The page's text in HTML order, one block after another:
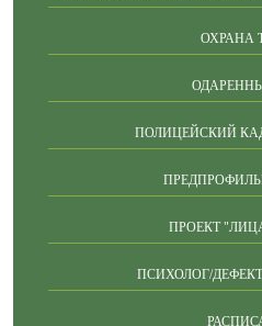
ОХРАНА
ПОЛИЦЕЙСКИЙ
ПРОЕКТ
ПСИХОЛОГ/